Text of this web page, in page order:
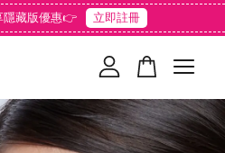
隱藏版優惠👉 立即註冊
前還是空的。
繼續購物